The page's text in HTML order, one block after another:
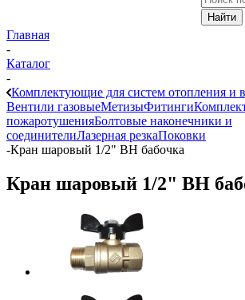
Главная
-
Каталог
-
Комплектующие для систем отопления и
Вентили газовыеМетизыФитинги
пожаротушенияБолтовые наконечники и
соединителиЛазерная резкаПоковки
-Кран шаровый 1/2" ВН бабочка
Кран шаровый 1/2" ВН